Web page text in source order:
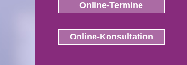
Online-Termine
Online-Konsultation